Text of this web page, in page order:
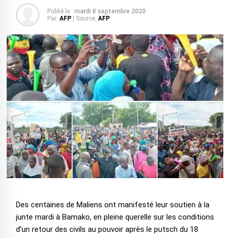
Publié le : mardi 8 septembre 2020
Par: AFP | Source: AFP
Des centaines de Maliens ont manifesté leur soutien à la
junte mardi à Bamako, en pleine querelle sur les conditions
d’un retour des civils au pouvoir après le putsch du 18